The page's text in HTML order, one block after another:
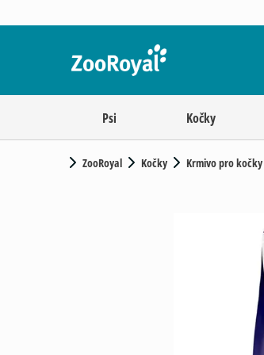
Psi Kočky
ZooRoyal Kočky Krmivo pro kočky